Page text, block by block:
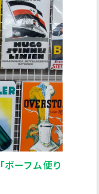
ボーフム便り